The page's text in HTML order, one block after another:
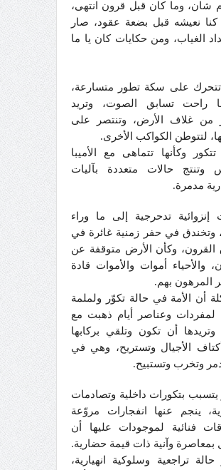
شان، وما كان قبل قرون انتهى،
كنا نعيشه قبل بضعة عقود، صار
الغياب، ومن حكايات كان يا ما
تتحرك على سكة تطور متسارعة،
راحت تسابق الصوت، وتريد
من غلاف الأرض، وتنتصر على
لتتوطن الكواكب الأخرى.
تتكور وكأنها تتماهى مع الأميبا
وتنتج حالات متعددة بآليات
مدمرة.
إنزوائية تدحرجية إلى ما وراء
وتخندق في حفر زمنية غائرة في
القرون، وكأن الأرض متوقفة عن
والأحياء أموات والأموات قادة
المرهون بهم.
أن الأمة في حالة تكوّر ولملمة
لمفردات وعناصر أيام ذهبت مع
وتريدها أن تكون وتلقي بركابها
الأجيال وتستريح، وهي في
وتخرب وتستبيح.
يتسبب بتكورات داخلية وتصادمات
ينجم عنها انفجارات مروّعة
فنائية لموجودات عليها أن
بمعاصرة وآنية ذات قيمة حضارية.
حالة تراجعية وسلوكية انهيارية،